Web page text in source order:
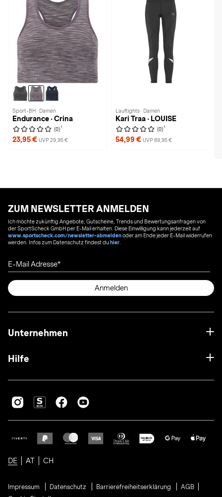
Sport-BH · Damen
Endurance · Crina
(0) 1
23,95 € UVP 29,95 €
Lauftights · Damen
Kari Traa · LOUISE
(0) 1
54,99 € UVP 89,95 €
ZUM NEWSLETTER ANMELDEN
Ich möchte zukünftig Angebote, Gutscheine, Trends und Bewertungsanfragen von
der SportScheck GmbH per E-Mail erhalten. Diese Einwilligung kann jederzeit auf
www.sportscheck.com/newsletter-abmeldenoder am Ende jeder E-Mail widerrufen
werden. Infos zum Datenschutz findest duhier
E-Mail Adresse
Anmelden
Unternehmen
Hilfe
DE AT CH
Impressum Datenschutz Barrierefreiheitserklärung
AGB